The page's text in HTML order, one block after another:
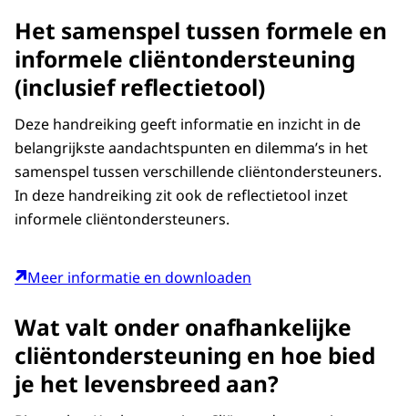
Het samenspel tussen formele en
informele cliëntondersteuning
(inclusief reflectietool)
Deze handreiking geeft informatie en inzicht in de
belangrijkste aandachtspunten en dilemma’s in het
samenspel tussen verschillende cliëntondersteuners.
In deze handreiking zit ook de reflectietool inzet
informele cliëntondersteuners.
Meer informatie en downloaden
Wat valt onder onafhankelijke
cliëntondersteuning en hoe bied
je het levensbreed aan?